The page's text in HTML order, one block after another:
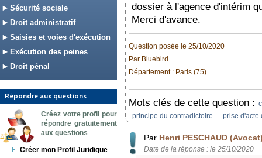
Sécurité sociale
Droit administratif
Saisies et voies d'exécution
Exécution des peines
Droit pénal
Répondre aux questions
Créez votre profil pour
répondre gratuitement
aux questions
Créer mon Profil Juridique
dossier à l'agence d'intérim
Merci d'avance.
Question posée le 25/10/2020
Par Bluebird
Département : Paris (75)
Mots clés de cette question :
principe du contradictoire
prise d'acte
Par Henri PESCHAUD
Date de la réponse : le 25/10/2020